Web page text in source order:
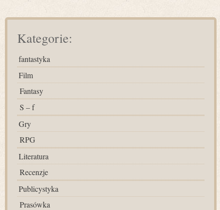
Kategorie:
fantastyka
Film
Fantasy
S – f
Gry
RPG
Literatura
Recenzje
Publicystyka
Prasówka